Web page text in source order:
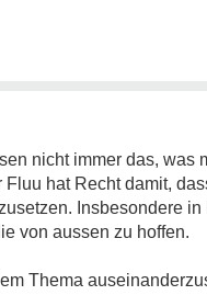
nicht immer das, was
hat Recht damit,
Insbesondere
von aussen zu hoffen.
Thema